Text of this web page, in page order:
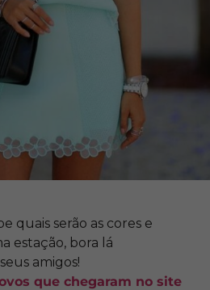
quais serão as cores e
estação, bora lá
amigos!
que chegaram no site